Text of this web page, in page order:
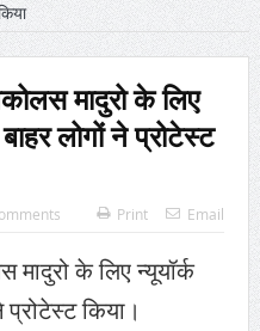
मादुरो के लिए
लोगों ने प्रोटेस्ट
Print Email
के लिए न्यूयॉर्क
किया।